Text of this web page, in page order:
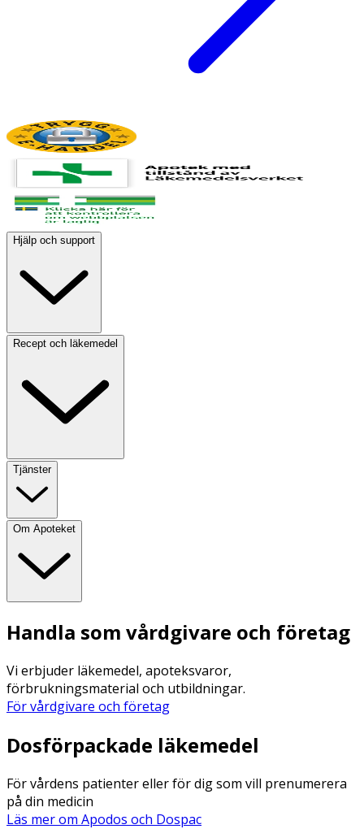
Hjälp och support
Recept och läkemedel
Tjänster
Om Apoteket
Handla som vårdgivare och företag
Vi erbjuder läkemedel, apoteksvaror,
förbrukningsmaterial och utbildningar.
För vårdgivare och företag
Dosförpackade läkemedel
För vårdens patienter eller för dig som vill prenumerera
på din medicin
Läs mer om Apodos och Dospac